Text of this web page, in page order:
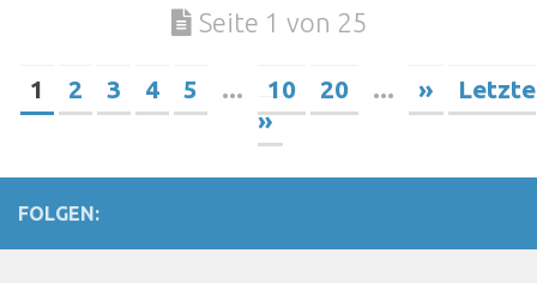
Seite 1 von 25
1 2 3 4 5 ... 10 20 ... »
Letzte
»
FOLGEN: